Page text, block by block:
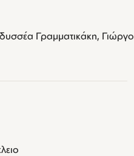
Γραμματικάκη, Γιώργο